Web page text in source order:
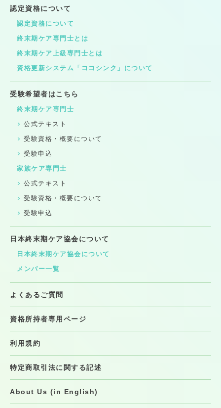
認定資格について
認定資格について
終末期ケア専門士とは
終末期ケア上級専門士とは
資格更新システム「ココシンク」について
受験希望者はこちら
終末期ケア専門士
公式テキスト
受験資格・概要について
受験申込
家族ケア専門士
公式テキスト
受験資格・概要について
受験申込
日本終末期ケア協会について
日本終末期ケア協会について
メンバー一覧
よくあるご質問
資格所持者専用ページ
利用規約
特定商取引法に関する記述
About Us (in English)